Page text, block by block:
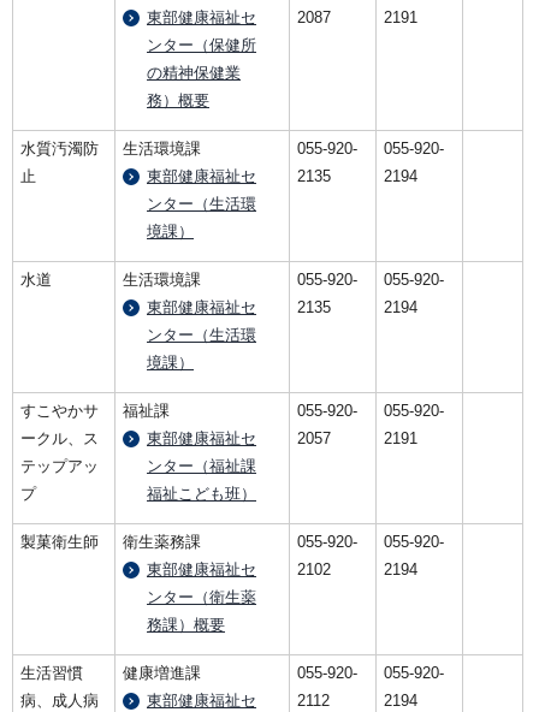
東部健康福祉セ
ンター（保健所
の精神保健業
務）概要
2087
2191
水質汚濁防
止
生活環境課
東部健康福祉セ
ンター（生活環
境課）
055-920-
2135
055-920-
2194
水道
生活環境課
東部健康福祉セ
ンター（生活環
境課）
055-920-
2135
055-920-
2194
すこやかサ
ークル、ス
テップアッ
プ
福祉課
東部健康福祉セ
ンター（福祉課
福祉こども班）
055-920-
2057
055-920-
2191
製菓衛生師
衛生薬務課
東部健康福祉セ
ンター（衛生薬
務課）概要
055-920-
2102
055-920-
2194
生活習慣
病、成人病
健康増進課
東部健康福祉セ
055-920-
2112
055-920-
2194